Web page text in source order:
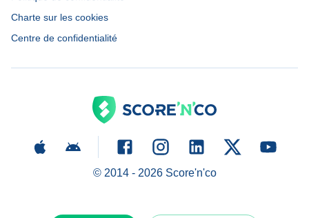
Charte sur les cookies
Centre de confidentialité
© 2014 - 2026Score'n'co